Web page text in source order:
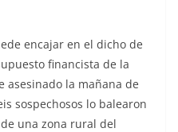
encajar en el dicho de
financista de la
asesinado la mañana de
sospechosos lo balearon
una zona rural del